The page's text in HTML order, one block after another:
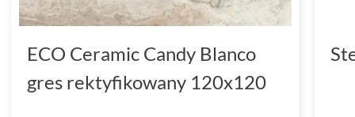
ECO Ceramic Candy Blanco
gres rektyfikowany 120x120